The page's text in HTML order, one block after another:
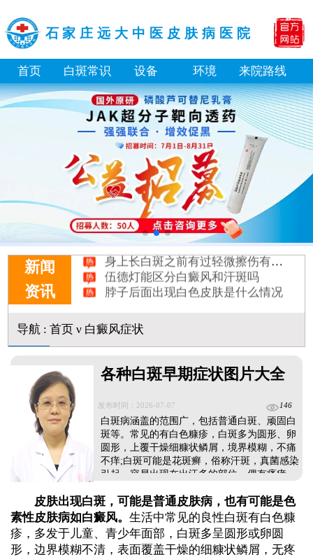
石家庄远大中医皮肤病医院
首页 白斑常识 设备 环境 来院路线
新闻
资讯
进展期能不能直接做表皮移植手术
口服激素药治疗进展期白癜风要吃多久
嘴唇眼角这些黏膜部位的白斑怎么治
身上长白斑之前有过轻微擦伤有关系吗
伍德灯能区分白癜风和汗斑吗
脖子后面出现白色皮肤是什么情况
身体黑色素缺失是什么原因引起
白癜风最初征兆什么样图片
导航: 首页ν 白癜风症状
各种白斑早期症状图片大全
发布时间：2026-07-07 146
白斑病涵盖的范围广，包括普通白斑、顽固白
斑等。常见的有白色糠疹，白斑多为圆形、卵
圆形，上覆干燥细糠状鳞屑，境界模糊，不痛
不痒;白斑可能是花斑癣，俗称汗斑，真菌感染
引起，容易出现在出汗多的部位，偶有瘙痒
痛不痒但容易扩散。可通过伍德灯、三维皮肤
ct诊断白斑病，得出准确结论再针对性治
疗。...
皮肤出现白斑，可能是普通皮肤病，也有可能是色
素性皮肤病如白癜风。 生活中常见的良性白斑有白色糠
疹，多发于儿童、青少年面部，白斑多呈圆形或卵圆
形，边界模糊不清，表面覆盖干燥的细糠状鳞屑，无疼